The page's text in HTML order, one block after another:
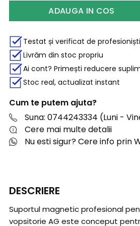
ADAUGA IN COS
Testat și verificat de profesioniști
Livrăm din stoc propriu
Ai cont? Primești reducere
Stoc real, actualizat instant
Cum te putem ajuta?
Suna: 0744243334 (Luni -
Cere mai multe detalii
Nu esti sigur? Cere info prin
DESCRIERE
Suportul magnetic profesional
vopsitorie AG este conceput